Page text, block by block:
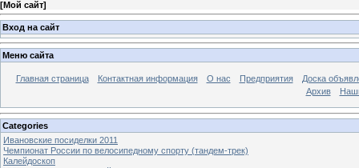
[Мой сайт]
Вход на сайт
Меню сайта
Главная страница Контактная информация О нас Предприятия
Доска
Архив
Categories
Ивановские посиделки 2011
Чемпионат России по велосипедному спорту (тандем-трек)
Калейдоскоп